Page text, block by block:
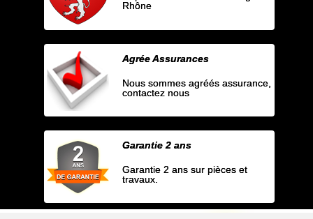
Rhône
Agrée Assurances
Nous sommes agréés assurance,
contactez nous
Garantie 2 ans
Garantie 2 ans sur pièces et
travaux.